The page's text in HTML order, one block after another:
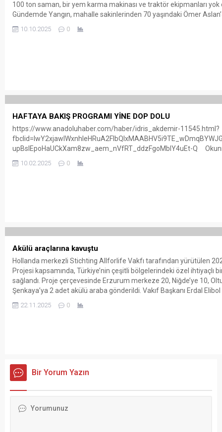
100 ton saman, bir yem karma makinası ve traktör ekipmanları yok
Gündemde Yangın, mahalle sakinlerinden 70 yaşındaki Ömer
10.10.2025 0
HAFTAYA BAKIŞ PROGRAMI YİNE DOP DOLU
https://www.anadoluhaber.com/haber/idris_akdemir-11545.html?
upBslEpoHaUCkXam8zw_aem_nVfRT_ddzFgoMblY4uEt-Q
10.02.2025 0
Akülü araçlarına kavuştu
Hollanda merkezli Stichting Allforlife Vakfı tarafından yürütülen
Projesi kapsamında, Türkiye’nin çeşitli bölgelerindeki özel ihtiyaçlı
sağlandı. Proje çerçevesinde Erzurum merkeze 20, Niğde’ye 10,
Şenkaya’ya 2 adet akülü araba gönderildi. Vakıf Başkanı Erdal
edilen...
22.11.2025 0
Bir Yorum Yazın